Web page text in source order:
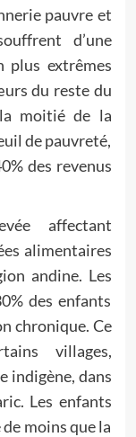
pauvre et
d’une
plus extrêmes
du reste du
moitié de la
de pauvreté,
des revenus
affectant
alimentaires
andine. Les
des enfants
chronique. Ce
villages,
indigène, dans
Les enfants
moins que la